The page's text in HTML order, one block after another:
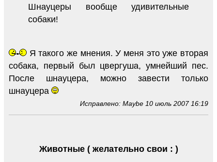
Шнауцеры вообще удивительные
собаки!
Я такого же мнения. У меня это уже вторая
собака, первый был цвергуша, умнейший пес.
После шнауцера, можно завести только
шнауцера
Исправлено: Maybe 10 июль 2007 16:19
Животные ( желательно свои : )